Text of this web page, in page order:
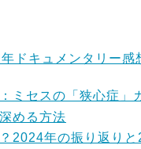
ドキュメンタリー
ミセスの「狭心症」
める方法
2024年の振り返りと